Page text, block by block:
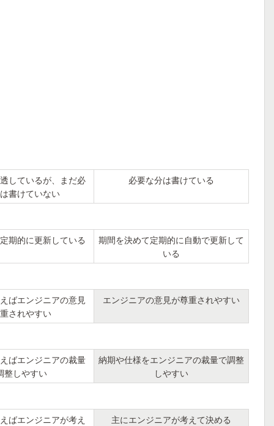
しているが、まだ必
書けていない
必要な分は書けている
期的に更新している
期間を決めて定期的に自動で更新して
いる
ばエンジニアの意見
されやすい
エンジニアの意見が尊重されやすい
ばエンジニアの裁量
整しやすい
納期や仕様をエンジニアの裁量で調整
しやすい
ばエンジニアが考え
主にエンジニアが考えて決める